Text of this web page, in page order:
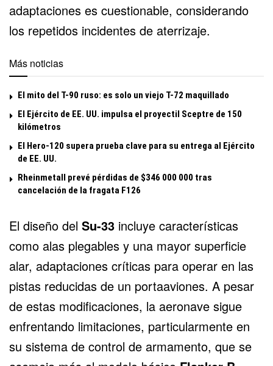
adaptaciones es cuestionable, considerando
los repetidos incidentes de aterrizaje.
Más noticias
El mito del T-90 ruso: es solo un viejo T-72 maquillado
El Ejército de EE. UU. impulsa el proyectil Sceptre de 150
kilómetros
El Hero-120 supera prueba clave para su entrega al Ejército
de EE. UU.
Rheinmetall prevé pérdidas de $346 000 000 tras
cancelación de la fragata F126
El diseño del Su-33 incluye características
como alas plegables y una mayor superficie
alar, adaptaciones críticas para operar en las
pistas reducidas de un portaaviones. A pesar
de estas modificaciones, la aeronave sigue
enfrentando limitaciones, particularmente en
su sistema de control de armamento, que se